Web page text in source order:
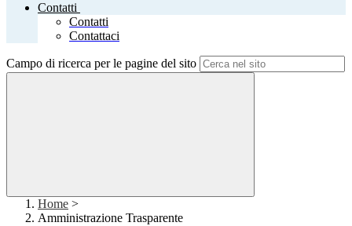
Contatti
Contatti
Contattaci
Campo di ricerca per le pagine del sito
Home >
Amministrazione Trasparente